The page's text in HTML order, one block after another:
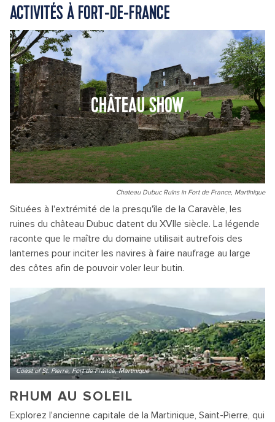
ACTIVITÉS À FORT-DE-FRANCE
CHÂTEAU SHOW
Chateau Dubuc Ruins in Fort de France, Martinique
Situées à l'extrémité de la presqu'île de la Caravèle, les
ruines du château Dubuc datent du XVIIe siècle. La légende
raconte que le maître du domaine utilisait autrefois des
lanternes pour inciter les navires à faire naufrage au large
des côtes afin de pouvoir voler leur butin.
Coast of St. Pierre, Fort de France, Martinique
RHUM AU SOLEIL
Explorez l'ancienne capitale de la Martinique, Saint-Pierre, qui